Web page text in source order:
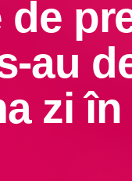
au
zi